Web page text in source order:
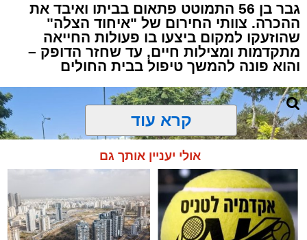
גבר בן 56 התמוטט פתאום בביתו ואיבד את
ההכרה. צוותי החירום של "איחוד הצלה"
שהוזעקו למקום ביצעו בו פעולות החייאה
מתקדמות ומצילות חיים, עד שחזר הדופק –
והוא פונה להמשך טיפול בבית החולים
קרא עוד
אולי יעניין אותך גם